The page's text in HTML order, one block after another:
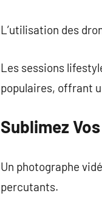
L’utilisation des
Les sessions
populaires, offrant
Sublimez
Un photographe
percutants.